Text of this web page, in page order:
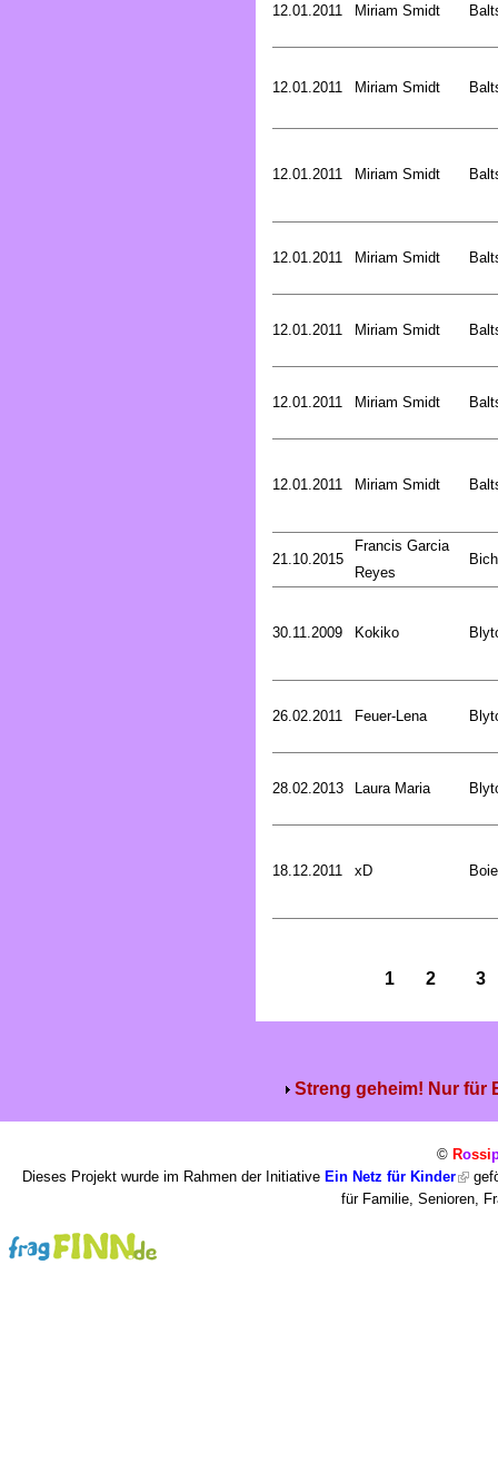
12.01.2011 Miriam Smidt
12.01.2011 Miriam Smidt
12.01.2011 Miriam Smidt
12.01.2011 Miriam Smidt
12.01.2011 Miriam Smidt
12.01.2011 Miriam Smidt
12.01.2011 Miriam Smidt
21.10.2015
Francis Garcia
Reyes
30.11.2009 Kokiko
26.02.2011 Feuer-Lena
28.02.2013 Laura Maria
18.12.2011 xD
1 2 3
Streng geheim! Nur für
© Rossi
Dieses Projekt wurde im Rahmen der Initiative Ein Netz für Kinder
für Familie, Senioren,